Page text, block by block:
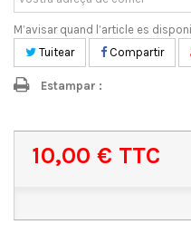
M’avisar quand l’article es
Tuitear
Compartir
Estampar :
10,00 € TTC